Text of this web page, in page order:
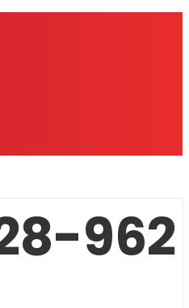
962